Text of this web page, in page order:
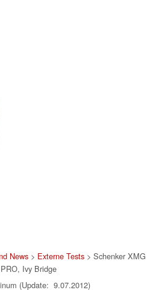
News> Externe Tests> Schenker XMG
Ivy Bridge
(Update: 9.07.2012)